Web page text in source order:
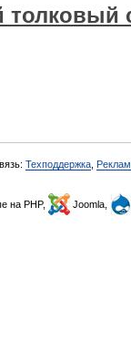
толковый
Техподдержка
на PHP, Joomla,